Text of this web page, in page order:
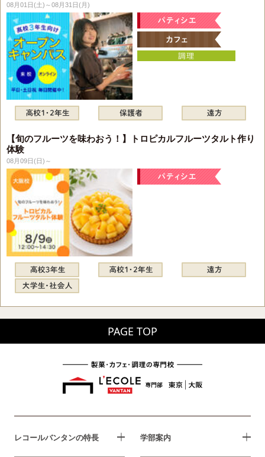
08月01日(土)～08月31日(月)
【旬のフルーツを味わおう！】トロピカルフルーツタルト作り
体験
08月09日(日)～
PAGE TOP
レコールバンタンの特長 学部案内